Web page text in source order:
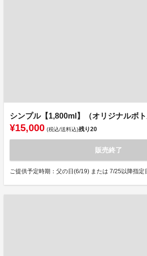
シンプル【1,800ml】（オリジナルボト
¥15,000 (税込/送料込)残り20
販売終了
ご提供予定時期：父の日(6/19) または 7/25以降指定